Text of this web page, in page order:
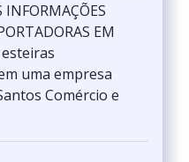
EM
uma empresa
Comércio e